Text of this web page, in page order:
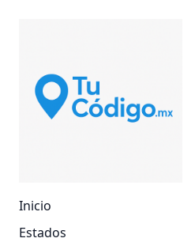
Inicio
Estados